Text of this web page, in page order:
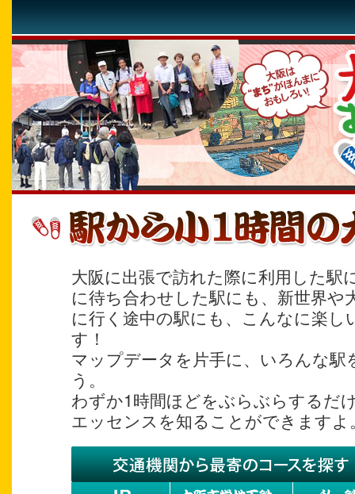
大阪に出張で訪れた際に利用した駅
に待ち合わせした駅にも、新世界や
に行く途中の駅にも、こんなに楽
す！
マップデータを片手に、いろんな駅
う。
わずか1時間ほどをぶらぶらするだ
エッセンスを知ることができますよ